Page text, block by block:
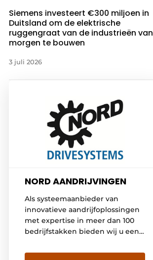
Siemens investeert €300 miljoen in
Duitsland om de elektrische
ruggengraat van de industrieën van
morgen te bouwen
3 juli 2026
NORD AANDRIJVINGEN
Als systeemaanbieder van
innovatieve aandrijfoplossingen
met expertise in meer dan 100
bedrijfstakken bieden wij u een
kwaliteit. NORD heeft eigen